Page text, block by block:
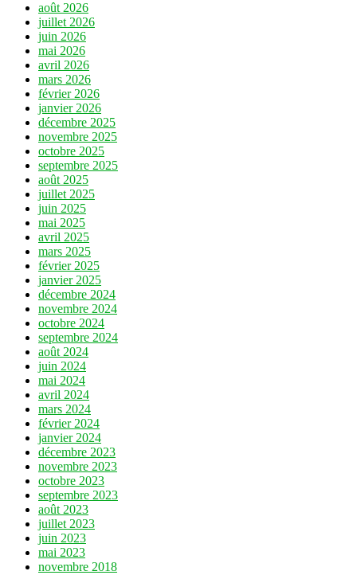
août 2026
juillet 2026
juin 2026
mai 2026
avril 2026
mars 2026
février 2026
janvier 2026
décembre 2025
novembre 2025
octobre 2025
septembre 2025
août 2025
juillet 2025
juin 2025
mai 2025
avril 2025
mars 2025
février 2025
janvier 2025
décembre 2024
novembre 2024
octobre 2024
septembre 2024
août 2024
juin 2024
mai 2024
avril 2024
mars 2024
février 2024
janvier 2024
décembre 2023
novembre 2023
octobre 2023
septembre 2023
août 2023
juillet 2023
juin 2023
mai 2023
novembre 2018